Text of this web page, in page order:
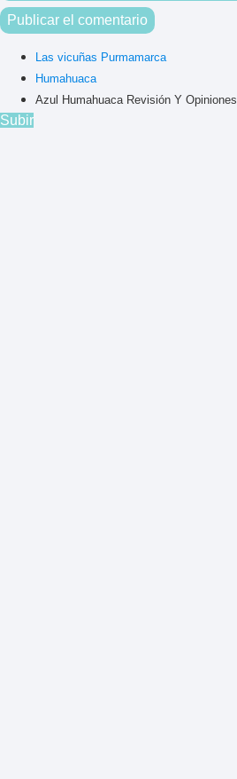
Las vicuñas Purmamarca
Humahuaca
Azul Humahuaca Revisión Y Opiniones
Subir